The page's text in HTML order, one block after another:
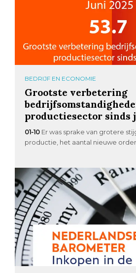
BEDRIJF EN ECONOMIE
Grootste verbetering
productiesector sinds
01-10 Er was sprake van grotere
productie, het aantal nieuwe